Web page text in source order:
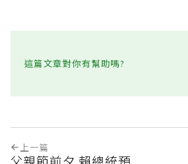
這篇文章對你有幫助嗎?
上一篇
父親節前夕 賴總統預